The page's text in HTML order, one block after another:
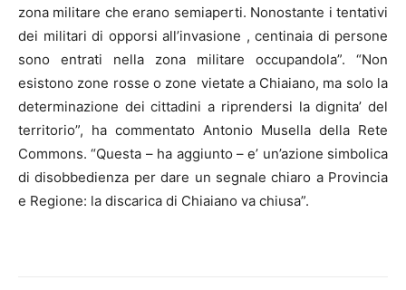
zona militare che erano semiaperti. Nonostante i tentativi
dei militari di opporsi all’invasione , centinaia di persone
sono entrati nella zona militare occupandola”. “Non
esistono zone rosse o zone vietate a Chiaiano, ma solo la
determinazione dei cittadini a riprendersi la dignita’ del
territorio”, ha commentato Antonio Musella della Rete
Commons. “Questa – ha aggiunto – e’ un’azione simbolica
di disobbedienza per dare un segnale chiaro a Provincia
e Regione: la discarica di Chiaiano va chiusa”.